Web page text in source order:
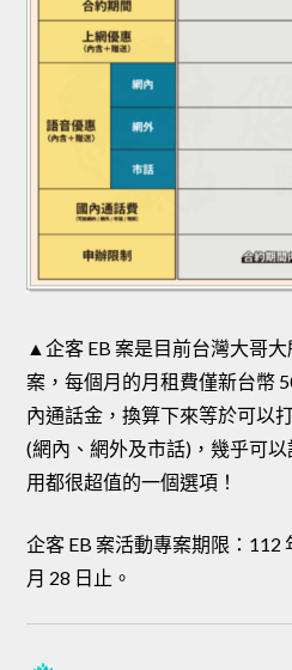
▲企客 EB 案是目前台灣大哥
案，每個月的月租費僅新台幣
內通話金，換算下來等於可以
(網內、網外及市話)，幾乎可
用都很超值的一個選項！
企客 EB 案活動專案期限：112
月 28 日止。